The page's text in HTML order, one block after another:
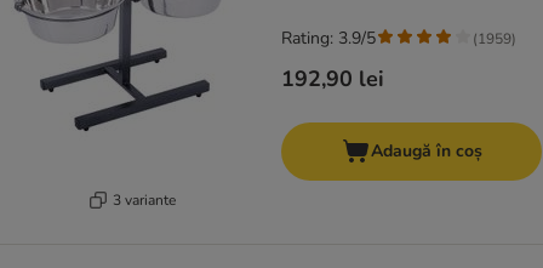
3 variante
192,90 lei
Rating: 3.9/5 (1959)
Adaugă în coș